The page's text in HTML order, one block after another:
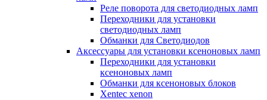
Реле поворота для светодиодных ламп
Переходники для установки
светодиодных ламп
Обманки для Светодиодов
Аксессуары для установки ксеноновых ламп
Переходники для установки
ксеноновых ламп
Обманки для ксеноновых блоков
Xentec xenon